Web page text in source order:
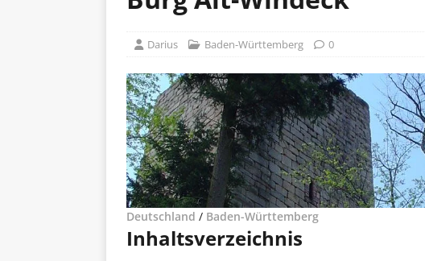
Darius Baden-Württemberg 0
Deutschland / Baden-Württemberg
Inhaltsverzeichnis